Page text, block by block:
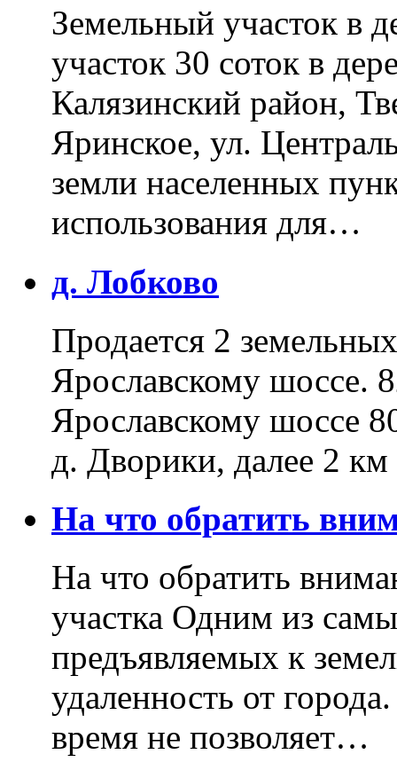
Земельный участок в
участок 30 соток в
Калязинский район,
Яринское, ул.
земли населенных
использования для…
д. Лобково
Продается 2
Ярославскому
Ярославскому шоссе
д. Дворики, далее 2
На что обратить
На что обратить
участка Одним из
предъявляемых к
удаленность от
время не позволяет…